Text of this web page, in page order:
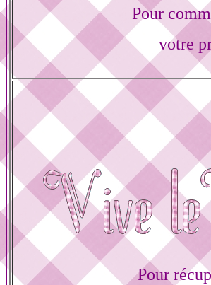
Pour
votre
Pour